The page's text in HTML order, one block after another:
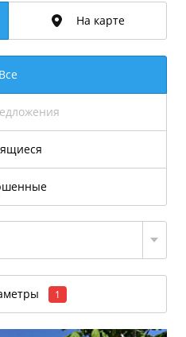
На карте
Все
1